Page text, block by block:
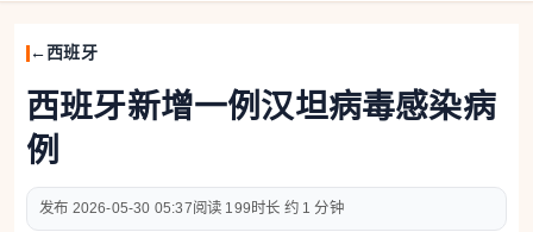
西班牙
西班牙新增一例汉坦病毒感染病
例
2026-05-30 05:37 199 约 1 分钟